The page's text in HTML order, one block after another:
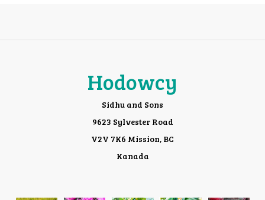
Hodowcy
Sidhu and Sons
9623 Sylvester Road
V2V 7K6 Mission, BC
Kanada